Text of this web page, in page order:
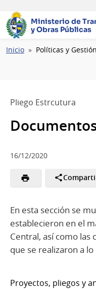
Ministerio de
y Obras Públicas
Ruta
Inicio Políticas y Gestión
Pliego Estrcutura
16/12/2020
En esta sección se
establecieron en el
Central,​ así como las
que se realizaron a
Proyectos, pliegos y